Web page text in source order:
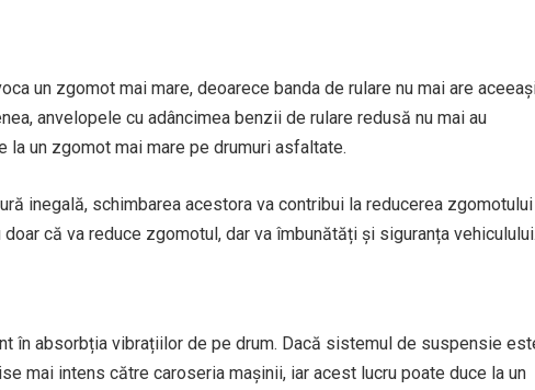
un zgomot mai mare, deoarece banda de rulare nu mai are
anvelopele cu adâncimea benzii de rulare redusă nu mai au
un zgomot mai mare pe drumuri asfaltate.
inegală, schimbarea acestora va contribui la reducerea zgomotului
că va reduce zgomotul, dar va îmbunătăți și siguranța vehiculului.
în absorbția vibrațiilor de pe drum. Dacă sistemul de suspensie
mai intens către caroseria mașinii, iar acest lucru poate duce la un